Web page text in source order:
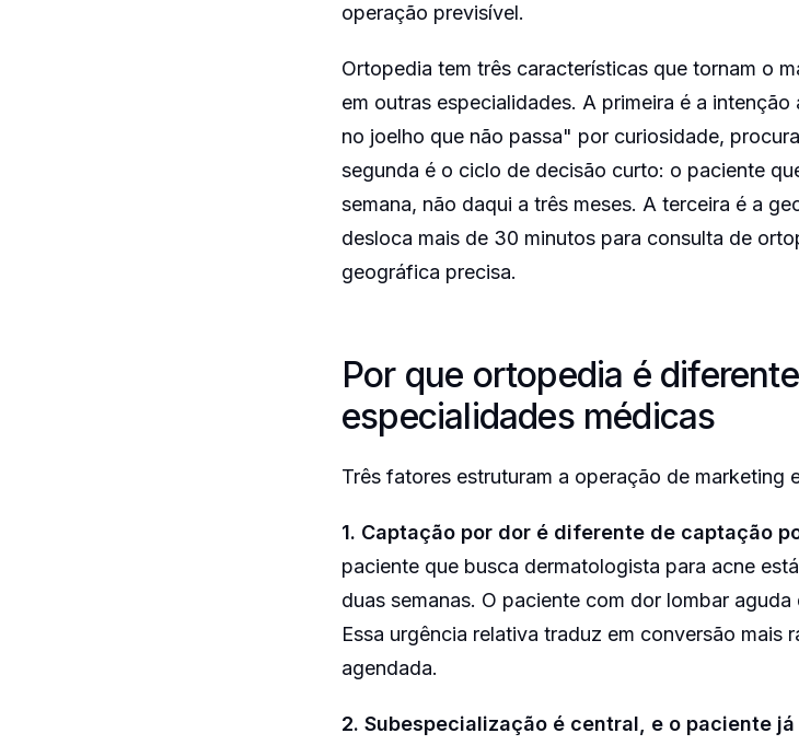
operação previsível.
Ortopedia tem três características que tornam o
em outras especialidades. A primeira é a
no joelho que não passa" por curiosidade,
segunda é o ciclo de decisão curto: o paciente
semana, não daqui a três meses. A terceira é a
desloca mais de 30 minutos para consulta de
geográfica precisa.
Por que ortopedia é
especialidades médicas
Três fatores estruturam a operação de marketing
1. Captação por dor é diferente de captação
paciente que busca dermatologista para acne
duas semanas. O paciente com dor lombar
Essa urgência relativa traduz em conversão mais
agendada.
2. Subespecialização é central, e o paciente